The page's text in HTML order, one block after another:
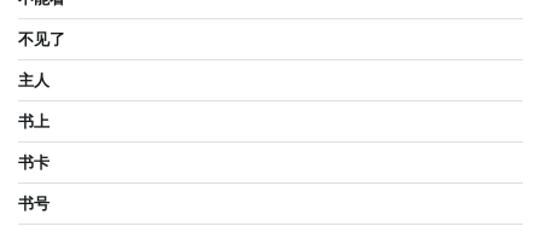
不见了
主人
书上
书卡
书号